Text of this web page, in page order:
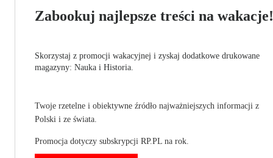
Zabookuj najlepsze treści na wakacje!
Skorzystaj z promocji wakacyjnej i zyskaj dodatkowe drukowane
magazyny: Nauka i Historia.
Twoje rzetelne i obiektywne źródło najważniejszych informacji z
Polski i ze świata.
Promocja dotyczy subskrypcji RP.PL na rok.